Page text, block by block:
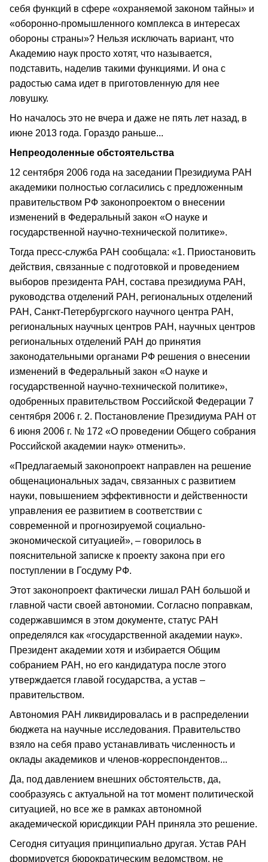
себя функций в сфере «охраняемой законом тайны» и
«оборонно-промышленного комплекса в интересах
обороны страны»? Нельзя исключать вариант, что
Академию наук просто хотят, что называется,
подставить, наделив такими функциями. И она с
радостью сама идет в приготовленную для нее
ловушку.
Но началось это не вчера и даже не пять лет назад, в
июне 2013 года. Гораздо раньше...
Непреодоленные обстоятельства
12 сентября 2006 года на заседании Президиума РАН
академики полностью согласились с предложенным
правительством РФ законопроектом о внесении
изменений в Федеральный закон «О науке и
государственной научно-технической политике».
Тогда пресс-служба РАН сообщала: «1. Приостановить
действия, связанные с подготовкой и проведением
выборов президента РАН, состава президиума РАН,
руководства отделений РАН, региональных отделений
РАН, Санкт-Петербургского научного центра РАН,
региональных научных центров РАН, научных центров
региональных отделений РАН до принятия
законодательными органами РФ решения о внесении
изменений в Федеральный закон «О науке и
государственной научно-технической политике»,
одобренных правительством Российской Федерации 7
сентября 2006 г. 2. Постановление Президиума РАН от
6 июня 2006 г. № 172 «О проведении Общего собрания
Российской академии наук» отменить».
«Предлагаемый законопроект направлен на решение
общенациональных задач, связанных с развитием
науки, повышением эффективности и действенности
управления ее развитием в соответствии с
современной и прогнозируемой социально-
экономической ситуацией», – говорилось в
пояснительной записке к проекту закона при его
поступлении в Госдуму РФ.
Этот законопроект фактически лишал РАН большой и
главной части своей автономии. Согласно поправкам,
содержавшимся в этом документе, статус РАН
определялся как «государственной академии наук».
Президент академии хотя и избирается Общим
собранием РАН, но его кандидатура после этого
утверждается главой государства, а устав –
правительством.
Автономия РАН ликвидировалась и в распределении
бюджета на научные исследования. Правительство
взяло на себя право устанавливать численность и
оклады академиков и членов-корреспондентов...
Да, под давлением внешних обстоятельств, да,
сообразуясь с актуальной на тот момент политической
ситуацией, но все же в рамках автономной
академической юрисдикции РАН приняла это решение.
Сегодня ситуация принципиально другая. Устав РАН
формируется бюрократическим ведомством, не